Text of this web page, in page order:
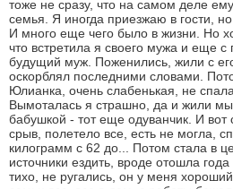
тоже не сразу, что на самом деле
семья. Я иногда приезжаю в гости,
И много еще чего было в жизни. Но
что встретила я своего мужа и еще с
будущий муж. Поженились, жили с
оскорблял последними словами.
Юлианка, очень слабенькая, не
Вымоталась я страшно, да и жили
бабушкой - тот еще одуванчик. И
срыв, полетело все, есть не могла,
килограмм с 62 до... Потом стала в
источники ездить, вроде отошла
тихо, не ругались, он у меня